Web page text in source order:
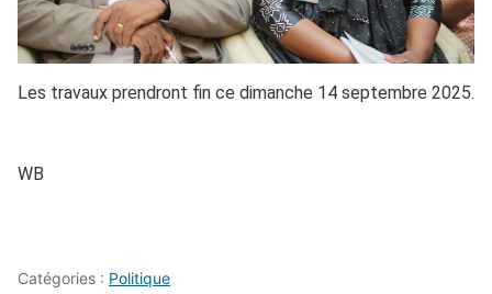
Les travaux prendront fin ce dimanche 14 septembre 2025.
WB
Catégories : Politique